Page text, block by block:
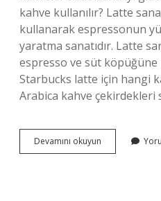
kahve kullanılır? Latte
kullanarak espressonun
yaratma sanatıdır. Latte
espresso ve süt köpüğüne
Starbucks latte için hangi
Arabica kahve çekirdekleri
Devamını okuyun
Iyi